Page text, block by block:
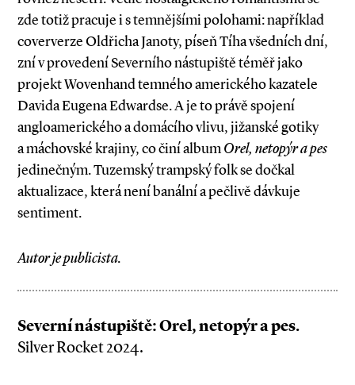
zde totiž pracuje i s temnějšími polohami: například
coververze Oldřicha Janoty, píseň Tíha všedních dní,
zní v provedení Severního nástupiště téměř jako
projekt Wovenhand temného amerického kazatele
Davida Eugena Edwardse. A je to právě spojení
angloamerického a domácího vlivu, jižanské gotiky
a máchovské krajiny, co činí albumOrel, netopýr a pes
jedinečným. Tuzemský trampský folk se dočkal
aktualizace, která není banální a pečlivě dávkuje
sentiment.
Autor je publicista.
Severní nástupiště: Orel, netopýr a pes.
Silver Rocket 2024.